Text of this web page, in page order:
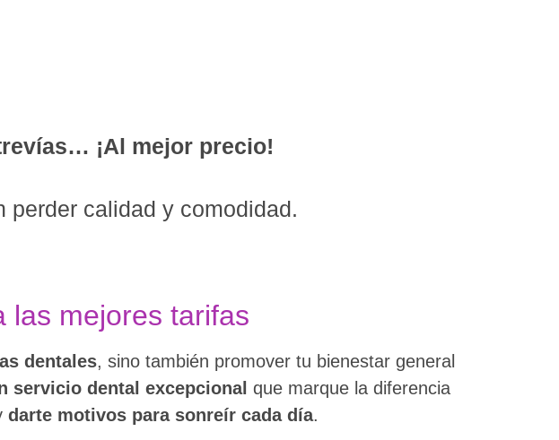
¡Al mejor precio!
perder calidad y comodidad.
las mejores tarifas
dentales, sino también promover tu bienestar general
servicio dental excepcional que marque la diferencia
darte motivos para sonreír cada día.